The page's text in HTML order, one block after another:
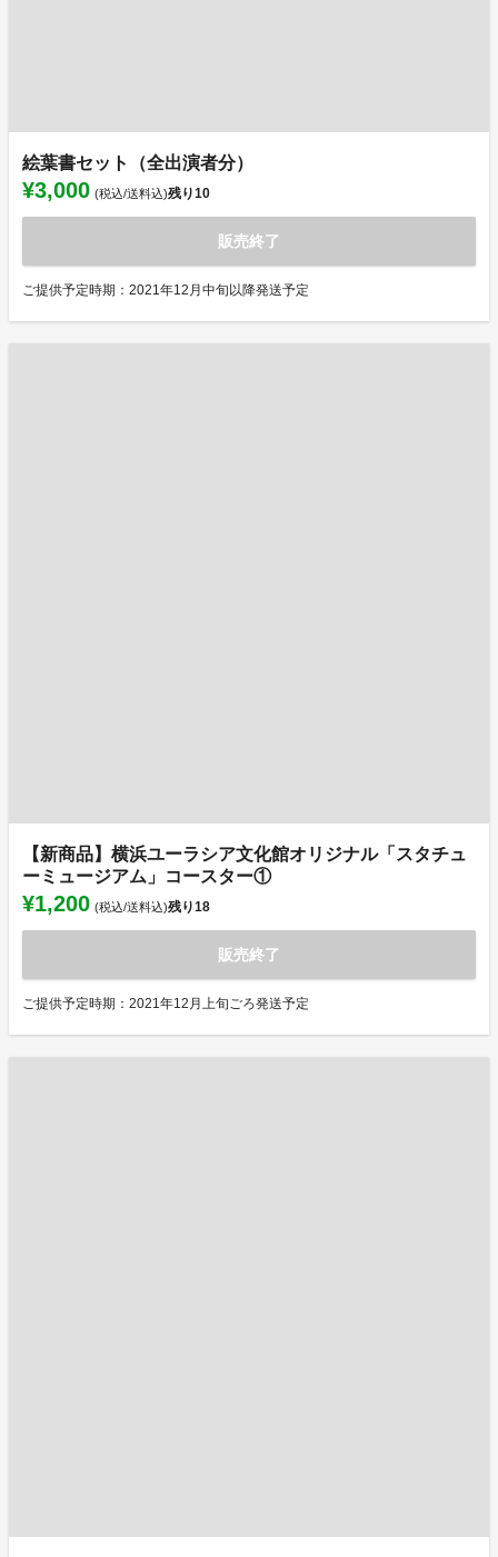
絵葉書セット（全出演者分）
¥3,000 (税込/送料込)残り10
販売終了
ご提供予定時期：2021年12月中旬以降発送予定
【新商品】横浜ユーラシア文化館オリジナル「スタチュ
ーミュージアム」コースター①
¥1,200 (税込/送料込)残り18
販売終了
ご提供予定時期：2021年12月上旬ごろ発送予定